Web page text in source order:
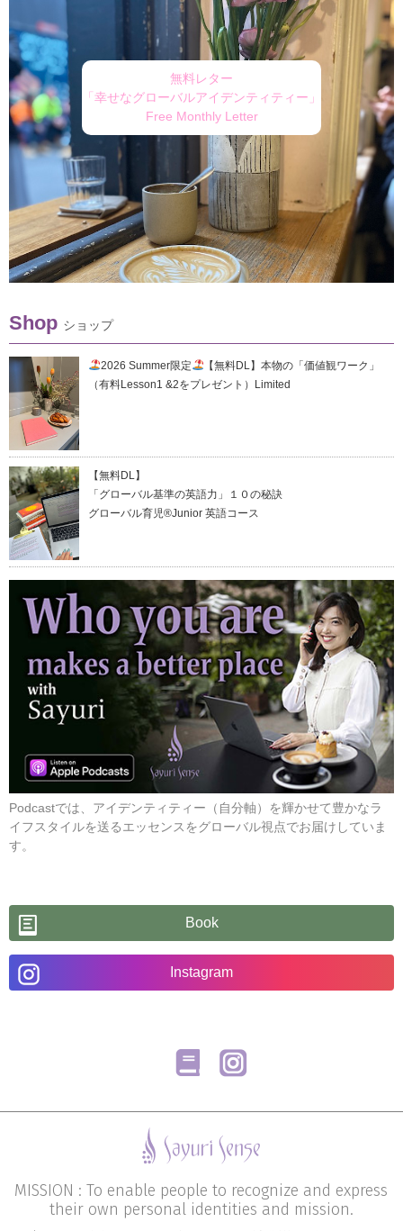
無料レター
「幸せなグローバルアイデンティティー」
Free Monthly Letter
Shop ショップ
2026 Summer限定
【無料DL】本物の「価値観ワーク」
（有料Lesson1 &2をプレゼント）Limited
【無料DL】
「グローバル基準の英語力」１０の秘訣
グローバル育児®Junior 英語コース
Podcastでは、アイデンティティー（自分軸）を輝かせて豊かなラ
イフスタイルを送るエッセンスをグローバル視点でお届けしていま
す。
Book
Instagram
MISSION : To enable people to recognize and express
their own personal identities and mission.